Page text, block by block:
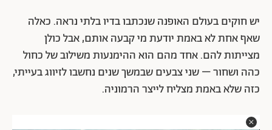
יש חוקים בעולם האופנה שנכתבו בדיו בלתי נראה. כאלה
שאף אחת לא באמת יודעת מי קבעה אותם, אבל כולן
מצייתות להם. אחד מהם הוא ההימנעות משילוב של כחול
כהה ושחור – שני צבעים שבמשך שנים נחשבו לזיווג בעייתי,
כזה שלא באמת מצליח לייצר הרמוניה.